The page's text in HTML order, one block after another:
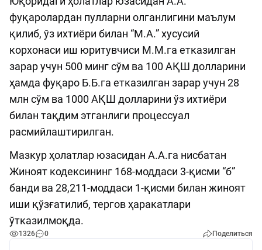
фуқаролардан пулларни олганлигини маълум
қилиб, ўз ихтиёри билан “М.А.” хусусий
корхонаси иш юритувчиси М.М.га етказилган
зарар учун 500 минг сўм ва 100 АҚШ долларини
ҳамда фуқаро Б.Б.га етказилган зарар учун 28
млн сўм ва 1000 АҚШ долларини ўз ихтиёри
билан тақдим этганлиги процессуал
расмийлаштирилган.
Мазкур ҳолатлар юзасидан А.А.га нисбатан
Жиноят кодексининг 168-моддаси 3-қисми “б”
банди ва 28,211-моддаси 1-қисми билан жиноят
иши қўзғатилиб, тергов ҳаракатлари
ўтказилмоқда.
1326 0 Поделиться